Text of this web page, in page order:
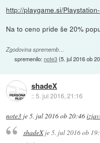
http://playgame.si/
Na to ceno pride še 20%
Zgodovina sprememb…
spremenilo:note3(5. jul 2016 ob
shadeX
::5. jul 2016, 21:16
note3 je5. jul 2016 ob 20:46
shadeXje5. jul 2016 ob